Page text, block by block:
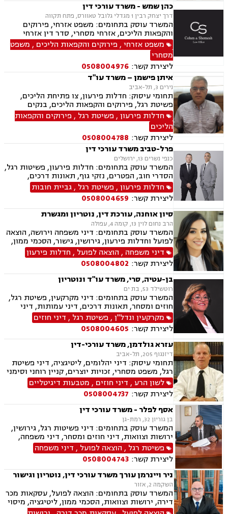
כהן שמש - משרד עורכי דין
דרך יצחק רבין 1 מגדלי גלובל טאוורס, פתח תקווה
המשרד עוסק בתחומים: משפט אזרחי, פירוקים
והקפאות הליכים, אזרחי מסחרי, סדר דין אזרחי
וראיות, בנקים, ערבויות ושטרות , חדלות פרעון,
הוצאה לפועל, דיני תאגידים
משפט אזרחי , פירוקים והקפאות הליכים , משפט
מסחרי
ליצירת קשר: 0508004976
איתן פישמן – משרד עו"ד
נירים 3, תל-אביב
תחומי עיסוק: חדלות פירעון, צו פתיחת הליכים,
פשיטת רגל, פירוקים והקפאות הליכים, בנקים
חדלות פירעון, פשיטת רגל , פירוקים והקפאות
הליכים
ליצירת קשר: 0508004788
פרל-טביב משרד עורכי דין
כנפי נשרים 13, ירושלים
המשרד עוסק בתחומים: חדלות פירעון, פשיטות רגל,
הסדרי חוב, הפטרים, נזקי גוף, תאונות דרכים,
רשלנות רפואית
חדלות פירעון, פשיטת רגל ,גביית חובות
ליצירת קשר: 0508004659
סיון אוחנה, עורכת דין, נוטריון ומגשרת
הרב נחום לוין 13, קומה 4, עפולה
המשרד עוסק בתחומים: דיני משפחה וירושה, הוצאה
לפועל וחדלות פירעון, גירושין, גישור, הסכמי ממון,
ייפוי כוח מתמשך, ניכור הורי, אפוטרופסות, ירושות
וצוואות, מזונות, אחריות הורית, איזון משאבים
וחלוקת רכוש.
דיני משפחה , הוצאה לפועל , חדלות פירעון
ליצירת קשר: 0508004802
בן-עטיה, סרי, משרד עו"ד ונוטריון
רוטשילד 53, בת ים
המשרד עוסק בתחומים: דיני מקרקעין, פשיטת רגל,
חוזים ומסחר, תאונות דרכים, דיני עמותות, דיני
תאגידים, הסכמי ממון, חדלות פרעון, חוקתי ומנהלי,
ידועים בציבור, ירושות וצוואות, ליווי עסקי,
חלוקת רכוש, מגרשים לבניה , נדל"ן, נוטריון,
עסקאות מכר דירה, פינוי בינוי, פינוי מושכר, פירוקים
והקפאות הליכים, צווי הריסה, צווי מניעה, רשויות
מקומיות, רשות מקרקעי ישראל, תאונות עבודה,
תאונות עקב רשלנות, תאונות ספורט, תאונות
תלמידים, תכנון ובניה, ייפוי כוח מתשמך, גישור
ובוררויות
מקרקעין ונדל"ן, פשיטת רגל , דיני חוזים
ליצירת קשר: 0508004605
עזרא גולדמן, משרד עורכי-דין
דיזנגוף 205, תל-אביב
תחומי עיסוק: דיני יהלומים, ליטיגציה, דיני פשיטת
רגל, משפט מסחרי, זכויות יוצרים, קניין רוחני וסימני
מסחר, לשון הרע, דיני משפחה, הסכמי ממון, הסכמי
גירושין, ייצוג בבית הדין הרבני ובבתי המשפט
למשפחה, צוואות, ירושות ועיזבונות, רשלנות
רפואית ,משא ומתן מול רשויות המס "גילוי מרצון"-
עבור יהלומנים, מטבעות דיגיטליים
לשון הרע , דיני חוזים , מטבעות דיגיטליים
ליצירת קשר: 0508004737
אסף לפלר - משרד עורכי דין
בן גוריון 32, רמת-גן
המשרד עוסק בתחומים: דיני פשיטות רגל, גירושין,
ירושות וצוואות, דיני חוזים ומסחר, דיני משפחה,
הוצאה לפועל, אבהות , אפוטרופסות, ליטיגציה, לשון
הרע, מזונות, משפט אזרחי , נישואים אזרחיים, סדר
דין אזרחי וראיות, ערבויות ושטרות , פינוי מושכר,
צווי מניעה, חדלות פירעון.
פשיטת רגל , הוצאה לפועל , דיני משפחה
ליצירת קשר: 0508004743
ניר ויינרמן עורך משרד עורכי דין, נוטריון וגישור
השקמה 2, אזור
המשרד עוסק בתחומים: הוצאה לפועל, עסקאות מכר
דירה, ירושות וצוואות, הסכמי ממון, ליטיגציה, מיסוי
נדל"ן, נוטריון, פשיטת רגל, פינוי מושכר, ייפוי כוח